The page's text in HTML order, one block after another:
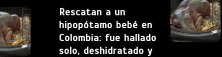
Rescatan a un
hipopótamo bebé en
Colombia: fue hallado
solo, deshidratado y